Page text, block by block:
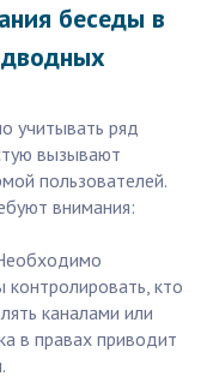
беседы в
учитывать ряд
вызывают
пользователей.
внимания:
контролировать, кто
каналами или
в правах приводит